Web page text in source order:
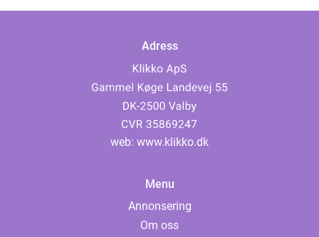
Adress
web: www.klikko.dk
Menu
Annonsering
Om oss